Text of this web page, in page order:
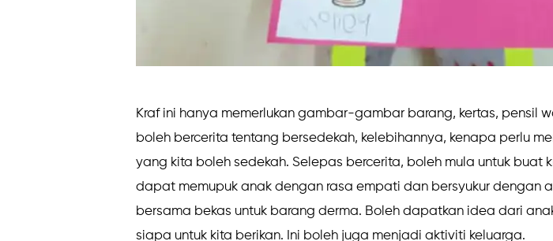
Kraf ini hanya memerlukan gambar-gambar barang, kertas, pensil
boleh bercerita tentang bersedekah, kelebihannya, kenapa perlu
yang kita boleh sedekah. Selepas bercerita, boleh mula untuk
dapat memupuk anak dengan rasa empati dan bersyukur dengan
bersama bekas untuk barang derma. Boleh dapatkan idea dari
siapa untuk kita berikan. Ini boleh juga menjadi aktiviti keluarga.